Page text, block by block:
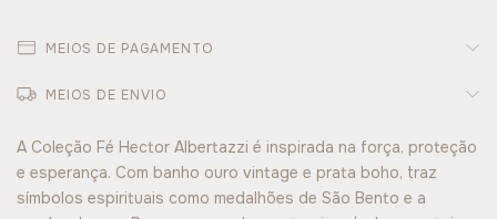
MEIOS DE PAGAMENTO
MEIOS DE ENVIO
A Coleção Fé Hector Albertazzi é inspirada na força, proteção
e esperança. Com banho ouro vintage e prata boho, traz
símbolos espirituais como medalhões de São Bento e a